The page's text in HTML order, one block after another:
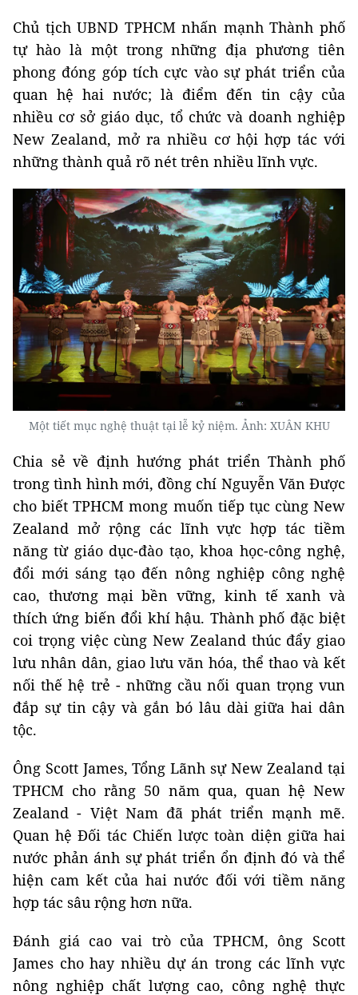
Chủ tịch UBND TPHCM nhấn mạnh Thành phố
tự hào là một trong những địa phương tiên
phong đóng góp tích cực vào sự phát triển của
quan hệ hai nước; là điểm đến tin cậy của
nhiều cơ sở giáo dục, tổ chức và doanh nghiệp
New Zealand, mở ra nhiều cơ hội hợp tác với
những thành quả rõ nét trên nhiều lĩnh vực.
Một tiết mục nghệ thuật tại lễ kỷ niệm. Ảnh: XUÂN KHU
Chia sẻ về định hướng phát triển Thành phố
trong tình hình mới, đồng chí Nguyễn Văn Được
cho biết TPHCM mong muốn tiếp tục cùng New
Zealand mở rộng các lĩnh vực hợp tác tiềm
năng từ giáo dục-đào tạo, khoa học-công nghệ,
đổi mới sáng tạo đến nông nghiệp công nghệ
cao, thương mại bền vững, kinh tế xanh và
thích ứng biến đổi khí hậu. Thành phố đặc biệt
coi trọng việc cùng New Zealand thúc đẩy giao
lưu nhân dân, giao lưu văn hóa, thể thao và kết
nối thế hệ trẻ - những cầu nối quan trọng vun
đắp sự tin cậy và gắn bó lâu dài giữa hai dân
tộc.
Ông Scott James, Tổng Lãnh sự New Zealand tại
TPHCM cho rằng 50 năm qua, quan hệ New
Zealand - Việt Nam đã phát triển mạnh mẽ.
Quan hệ Đối tác Chiến lược toàn diện giữa hai
nước phản ánh sự phát triển ổn định đó và thể
hiện cam kết của hai nước đối với tiềm năng
hợp tác sâu rộng hơn nữa.
Đánh giá cao vai trò của TPHCM, ông Scott
James cho hay nhiều dự án trong các lĩnh vực
nông nghiệp chất lượng cao, công nghệ thực